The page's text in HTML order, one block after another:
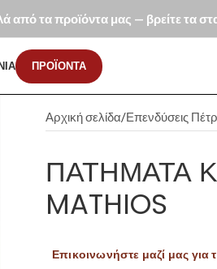
από τα προϊόντα μας — βρείτε τα
ΠΡΟΪΟΝΤΑ
Αρχική σελίδα Επενδύσεις
ΠΑΤΉΜΑΤΑ
MATHIOS
Επικοινωνήστε μαζί μας για